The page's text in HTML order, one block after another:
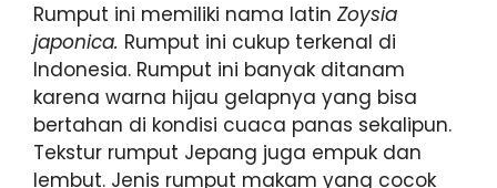
Rumput ini memiliki nama latin Zoysia
japonica. Rumput ini cukup terkenal di
Indonesia. Rumput ini banyak ditanam
karena warna hijau gelapnya yang bisa
bertahan di kondisi cuaca panas sekalipun.
Tekstur rumput Jepang juga empuk dan
lembut. Jenis rumput makam yang cocok